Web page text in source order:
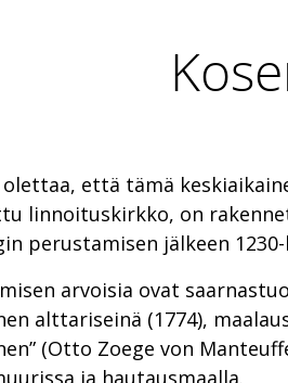
olettaa, että tämä
linnoituskirkko, on
perustamisen jälkeen
arvoisia ovat
alttariseinä (1774),
(Otto Zoege von